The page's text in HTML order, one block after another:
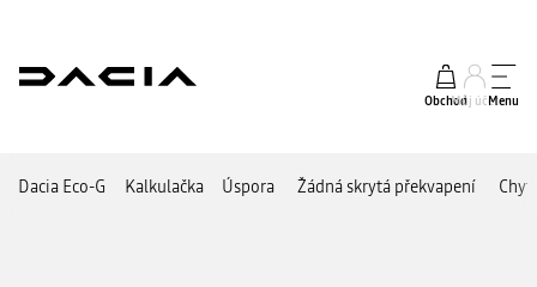
ObchodMůj účetMenu
Dacia Eco-G Kalkulačka Úspora Žádná skrytá překvapení